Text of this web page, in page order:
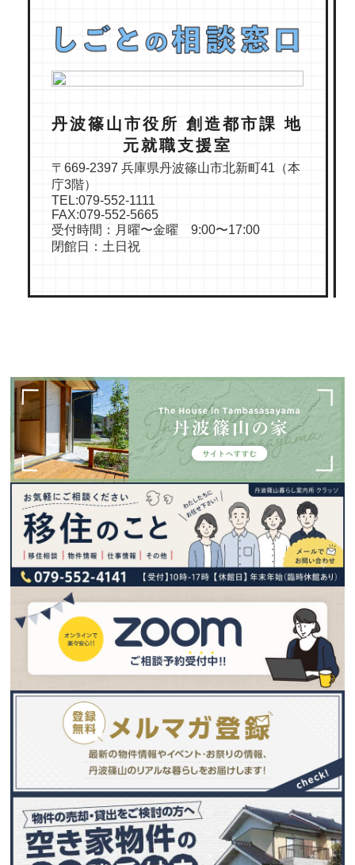
丹波篠山市役所 創造都市課 地
元就職支援室
〒669-2397 兵庫県丹波篠山市北新町41（本
庁3階）
TEL:079-552-1111
FAX:079-552-5665
受付時間：月曜〜金曜 9:00〜17:00
閉館日：土日祝